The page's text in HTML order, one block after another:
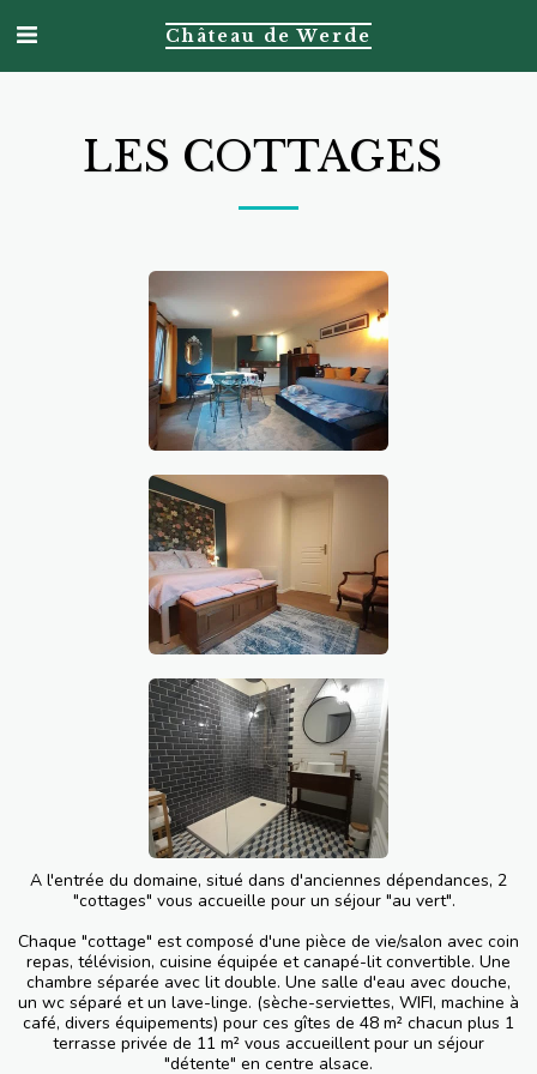
Château de Werde
LES COTTAGES
A l'entrée du domaine, situé dans d'anciennes dépendances, 2
"cottages" vous accueille pour un séjour "au vert".
Chaque "cottage" est composé d'une pièce de vie/salon avec coin
repas, télévision, cuisine équipée et canapé-lit convertible. Une
chambre séparée avec lit double. Une salle d'eau avec douche,
un wc séparé et un lave-linge. (sèche-serviettes, WIFI, machine à
café, divers équipements) pour ces gîtes de 48 m² chacun plus 1
terrasse privée de 11 m² vous accueillent pour un séjour
"détente" en centre alsace.